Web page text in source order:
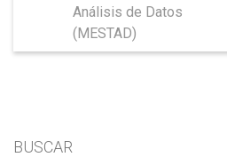
Análisis de Datos
(MESTAD)
BUSCAR